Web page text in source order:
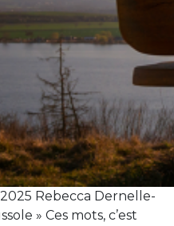
Rebecca Dernelle-
» Ces mots, c’est